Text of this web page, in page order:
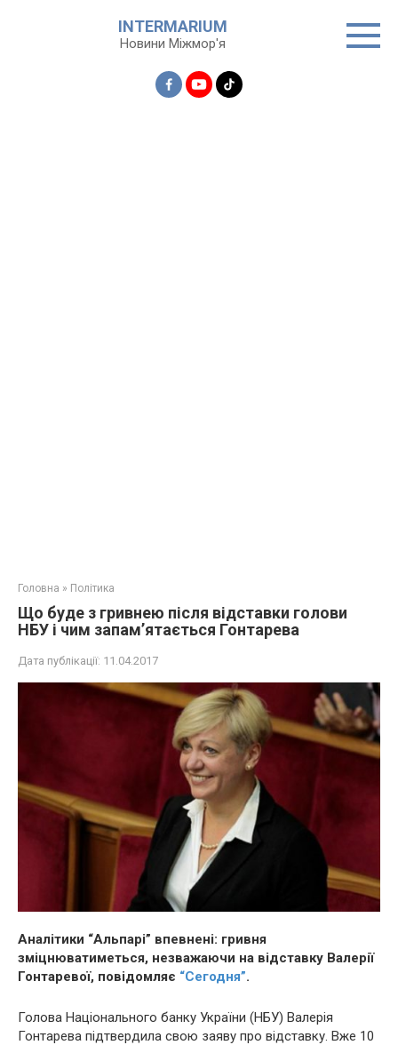
INTERMARIUM
Новини Міжмор'я
Головна » Політика
Що буде з гривнею після відставки голови
НБУ і чим запам’ятається Гонтарева
Дата публікації: 11.04.2017
Аналітики “Альпарі” впевнені: гривня
зміцнюватиметься, незважаючи на відставку Валерії
Гонтаревої, повідомляє “Сегодня”.
Голова Національного банку України (НБУ) Валерія
Гонтарева підтвердила свою заяву про відставку. Вже 10